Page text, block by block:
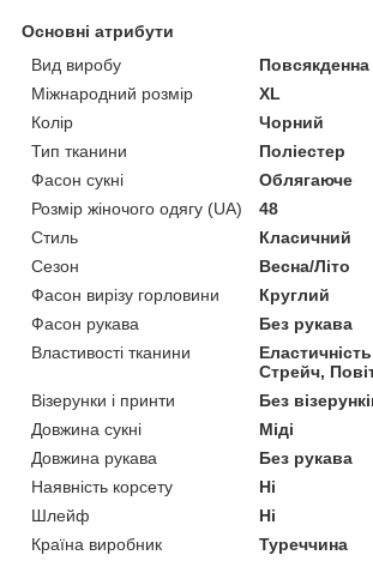
Основні атрибути
Вид виробу
Повсякденна
Міжнародний розмір
XL
Колір
Чорний
Тип тканини
Поліестер
Фасон сукні
Облягаюче
Розмір жіночого одягу (UA)
48
Стиль
Класичний
Сезон
Весна/Літо
Фасон вирізу горловини
Круглий
Фасон рукава
Без рукава
Властивості тканини
Стрейч,
Візерунки і принти
Без
Довжина сукні
Міді
Довжина рукава
Без рукава
Наявність корсету
Ні
Шлейф
Ні
Країна виробник
Туреччина